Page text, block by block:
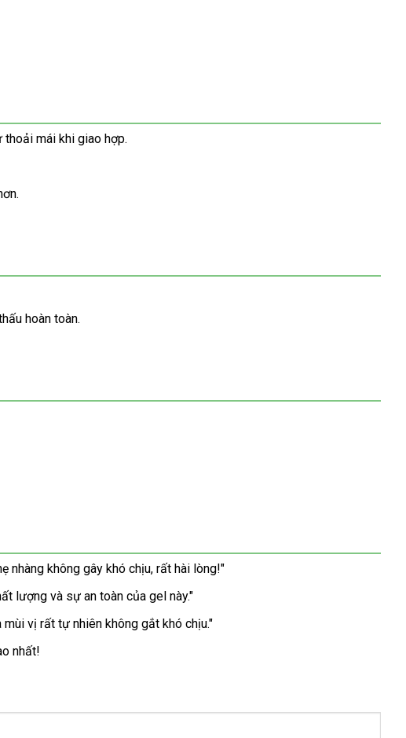
thoải mái khi giao hợp.
hoàn toàn.
nhàng không gây khó chịu, rất hài lòng!"
lượng và sự an toàn của gel này."
vị rất tự nhiên không gắt khó chịu."
nhất!